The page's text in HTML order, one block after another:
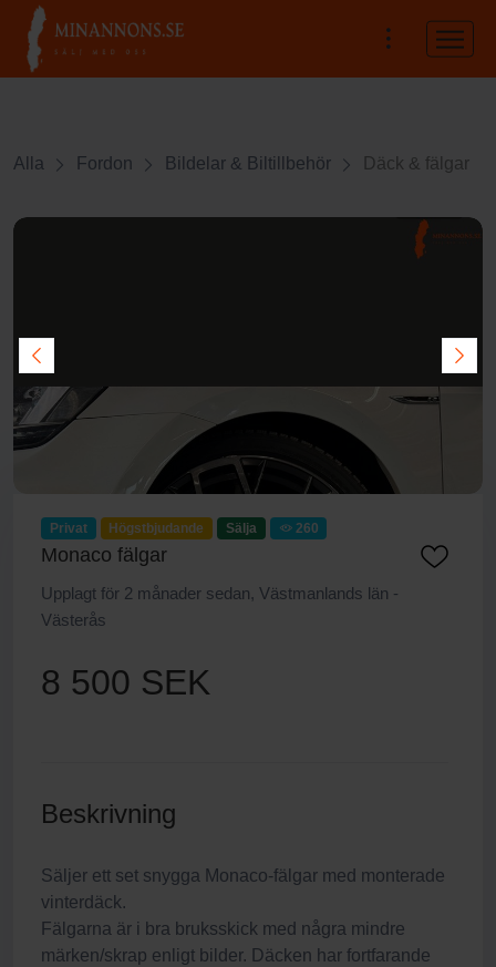
Alla Fordon Bildelar & Biltillbehör Däck & fälgar
Privat Högstbjudande Sälja 260
Monaco fälgar
Upplagt för 2 månader sedan, Västmanlands län -
Västerås
8 500 SEK
Beskrivning
Säljer ett set snygga Monaco-fälgar med monterade
vinterdäck.
Fälgarna är i bra bruksskick med några mindre
märken/skrap enligt bilder. Däcken har fortfarande